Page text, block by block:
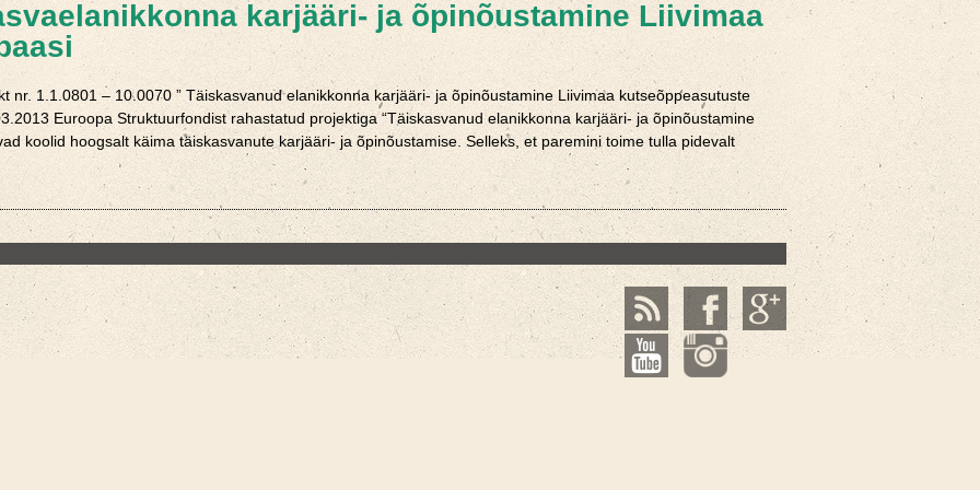
karjääri- ja õpinõustamine Liivimaa
nr. 1.1.0801 – 10.0070 ” Täiskasvanud elanikkonna karjääri- ja õpinõustamine Liivimaa kutseõppeasutuste
Euroopa Struktuurfondist rahastatud projektiga “Täiskasvanud elanikkonna karjääri- ja õpinõustamine
koolid hoogsalt käima täiskasvanute karjääri- ja õpinõustamise. Selleks, et paremini toime tulla pidevalt